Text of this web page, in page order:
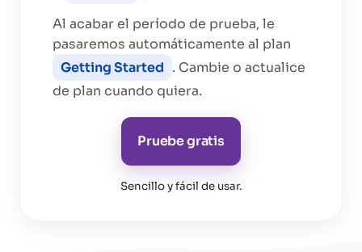
Al acabar el período de prueba, le
pasaremos automáticamente al plan
Getting Started . Cambie o actualice
de plan cuando quiera.
Pruebe gratis
Sencillo y fácil de usar.